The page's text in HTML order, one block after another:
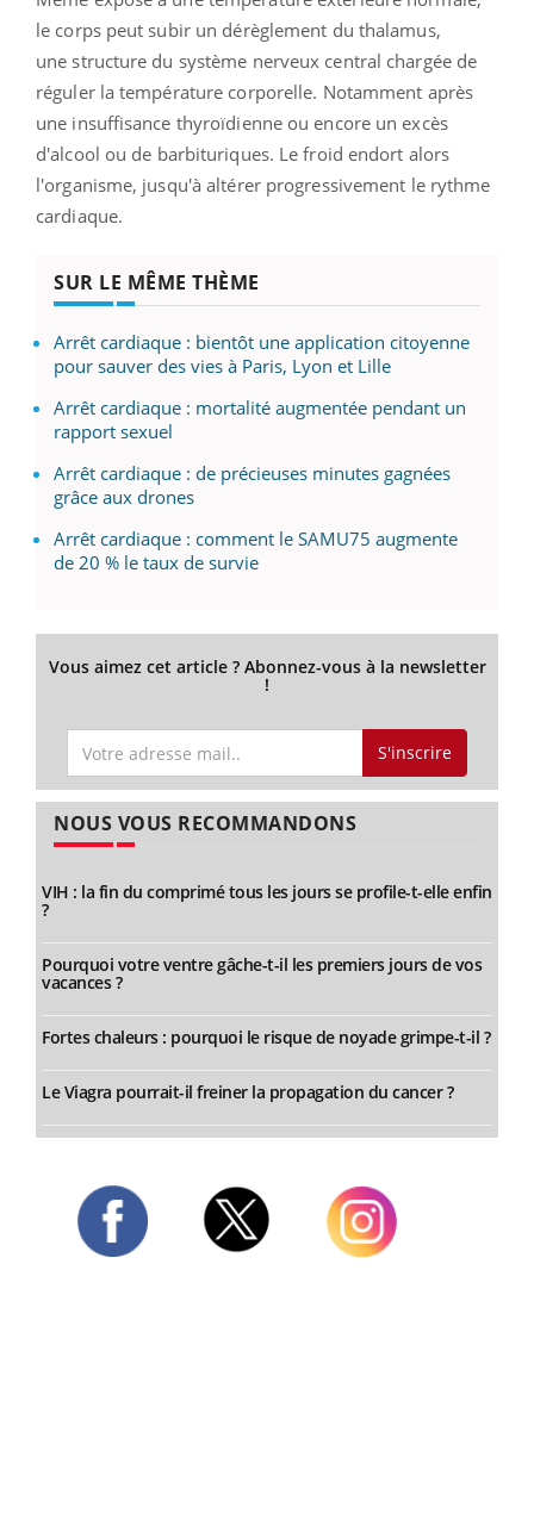
le corps peut subir un dérèglement du thalamus,
une structure du système nerveux central chargée de
réguler la température corporelle. Notamment après
une insuffisance thyroïdienne ou encore un excès
d'alcool ou de barbituriques. Le froid endort alors
l'organisme, jusqu'à altérer progressivement le rythme
cardiaque.
SUR LE MÊME THÈME
Arrêt cardiaque : bientôt une application citoyenne
pour sauver des vies à Paris, Lyon et Lille
Arrêt cardiaque : mortalité augmentée pendant un
rapport sexuel
Arrêt cardiaque : de précieuses minutes gagnées
grâce aux drones
Arrêt cardiaque : comment le SAMU75 augmente
de 20 % le taux de survie
Vous aimez cet article ? Abonnez-vous à la newsletter
!
S'inscrire
NOUS VOUS RECOMMANDONS
VIH : la fin du comprimé tous les jours se profile-t-elle enfin
?
Pourquoi votre ventre gâche-t-il les premiers jours de vos
vacances ?
Fortes chaleurs : pourquoi le risque de noyade grimpe-t-il ?
Le Viagra pourrait-il freiner la propagation du cancer ?